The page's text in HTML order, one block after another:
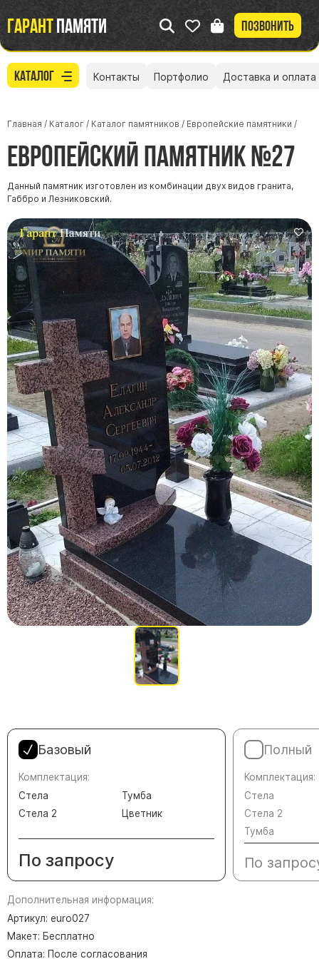
Гарантпамяти Позвонить
Каталог
Участникам СВО
Памятники из гранита
Памятники из мрамора
Элитные памятники
Резные памятники
Мемориальные комплексы
Памятники с полноформатным фото
Склеп
Cкульптуры ангел
Детские памятники
Памятники Мусульманские
Памятники Армянские
Европейские памятники
Памятники "Клипарт"
Семейные памятники ( памятники на двоих )
Памятники в форме креста
Зеркальные памятники
Памятники из белого мрамора Коелга
Кресты из белого мрамора
Памятники красно-черные
Памятники из Дымовского гранита
Контакты Портфолио Доставка и оплата
Главная / Каталог / Каталог памятников / Европейские памятники /
Европейский памятник №27
Данный памятник изготовлен из комбинации двух видов гранита,
Габбро и Лезниковский.
Базовый
Комплектация:
Стела
Стела 2
Тумба
Цветник
По запросу
Полный
Комплектация:
Стела
Стела 2
Тумба
По
Дополнительная информация:
Артикул: euro027
Макет: Бесплатно
Оплата: После согласования